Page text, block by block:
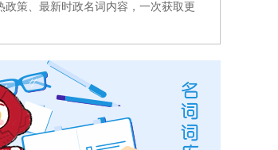
策、最新时政名词内容，一次获取更